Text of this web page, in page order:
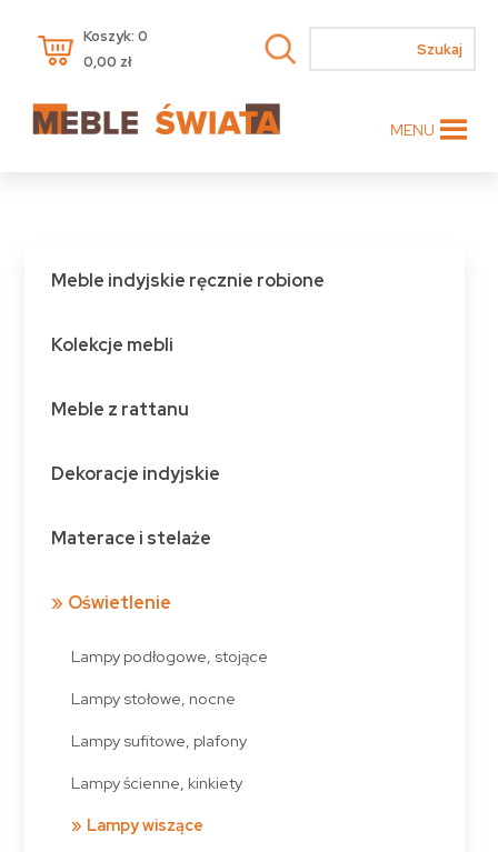
Koszyk: 0
0,00 zł
MENU
Meble indyjskie ręcznie robione
Kolekcje mebli
Meble z rattanu
Dekoracje indyjskie
Materace i stelaże
Oświetlenie
Lampy podłogowe, stojące
Lampy stołowe, nocne
Lampy sufitowe, plafony
Lampy ścienne, kinkiety
Lampy wiszące